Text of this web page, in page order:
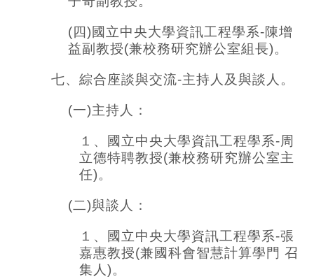
(四)國立中央大學資訊工程學系-陳增
益副教授(兼校務研究辦公室組長)。
七、綜合座談與交流-主持人及與談人。
(一)主持人：
１、國立中央大學資訊工程學系-周
立德特聘教授(兼校務研究辦公室主
任)。
(二)與談人：
１、國立中央大學資訊工程學系-張
嘉惠教授(兼國科會智慧計算學門 召
集人)。